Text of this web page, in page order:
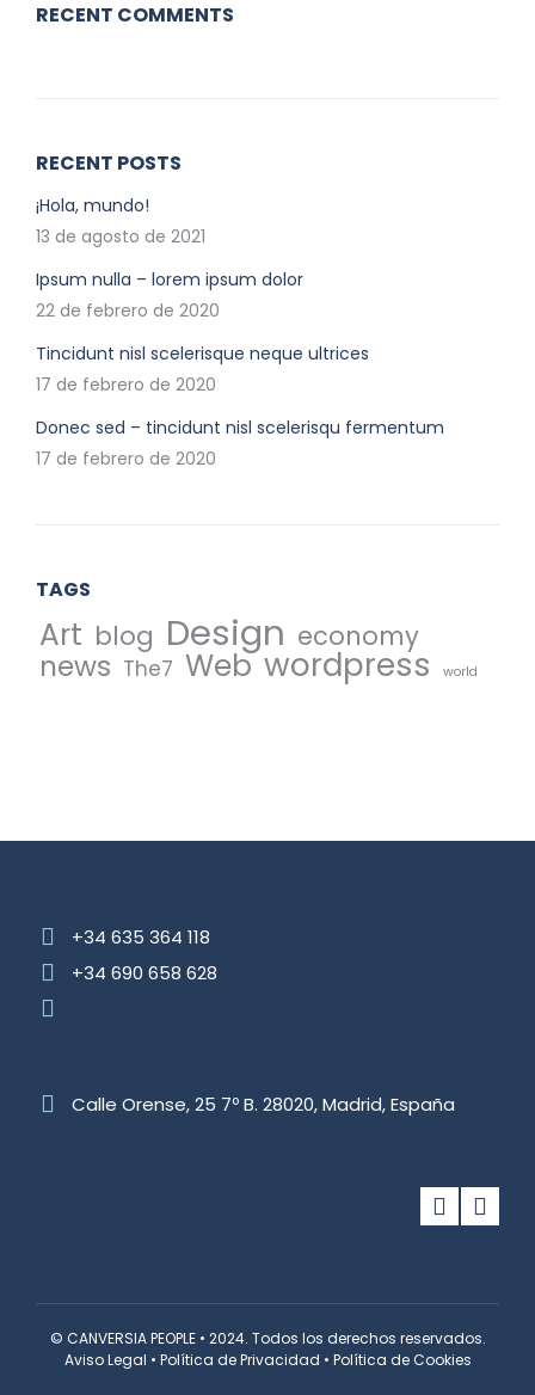
RECENT COMMENTS
RECENT POSTS
¡Hola, mundo!
13 de agosto de 2021
Ipsum nulla – lorem ipsum dolor
22 de febrero de 2020
Tincidunt nisl scelerisque neque ultrices
17 de febrero de 2020
Donec sed – tincidunt nisl scelerisqu fermentum
17 de febrero de 2020
TAGS
Art blog Design economy
news The7 Web wordpress world
+34 635 364 118
+34 690 658 628
Calle Orense, 25 7º B. 28020, Madrid, España
© CANVERSIA PEOPLE • 2024. Todos los derechos reservados.
Aviso Legal • Política de Privacidad • Política de Cookies